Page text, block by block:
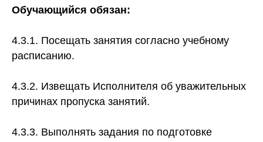
Обучающийся обязан:
4.3.1. Посещать занятия согласно учебному
расписанию.
4.3.2. Извещать Исполнителя об уважительных
причинах пропуска занятий.
4.3.3. Выполнять задания по подготовке